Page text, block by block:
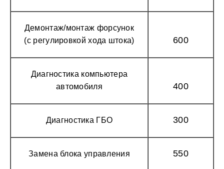
Демонтаж/монтаж форсунок
(с регулировкой хода штока)
600
Диагностика компьютера
автомобиля
400
Диагностика ГБО 300
Замена блока управления 550